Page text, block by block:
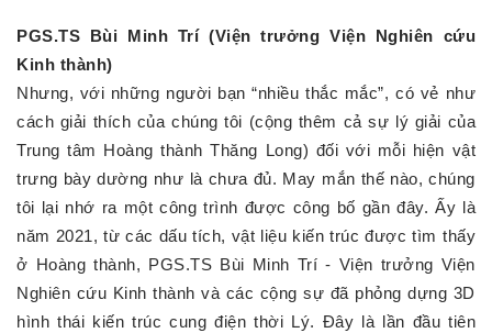
PGS.TS Bùi Minh Trí (Viện trưởng Viện Nghiên cứu
Kinh thành)
Nhưng, với những người bạn “nhiều thắc mắc”, có vẻ như
cách giải thích của chúng tôi (cộng thêm cả sự lý giải của
Trung tâm Hoàng thành Thăng Long) đối với mỗi hiện vật
trưng bày dường như là chưa đủ. May mắn thế nào, chúng
tôi lại nhớ ra một công trình được công bố gần đây. Ấy là
năm 2021, từ các dấu tích, vật liệu kiến trúc được tìm thấy
ở Hoàng thành, PGS.TS Bùi Minh Trí - Viện trưởng Viện
Nghiên cứu Kinh thành và các cộng sự đã phỏng dựng 3D
hình thái kiến trúc cung điện thời Lý. Đây là lần đầu tiên